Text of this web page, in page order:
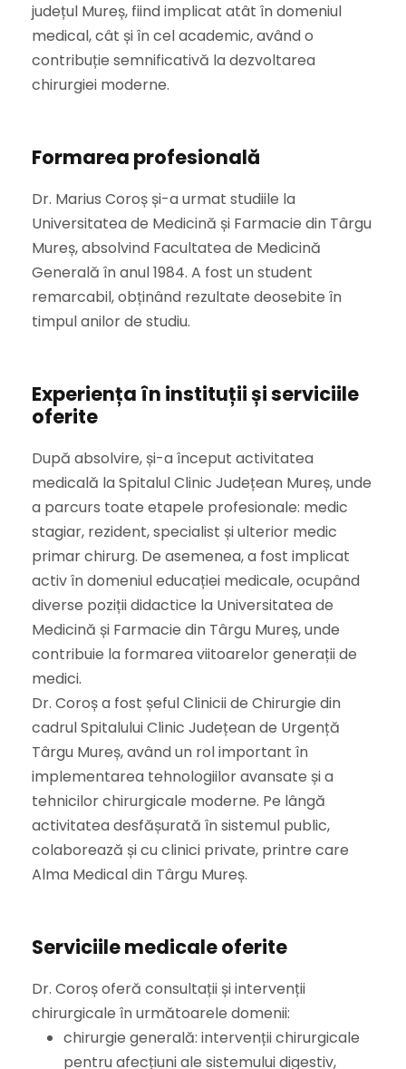
județul Mureș, fiind implicat atât în domeniul
medical, cât și în cel academic, având o
contribuție semnificativă la dezvoltarea
chirurgiei moderne.
Formarea profesională
Dr. Marius Coroș și-a urmat studiile la
Universitatea de Medicină și Farmacie din Târgu
Mureș, absolvind Facultatea de Medicină
Generală în anul 1984. A fost un student
remarcabil, obținând rezultate deosebite în
timpul anilor de studiu.
Experiența în instituții și serviciile
oferite
După absolvire, și-a început activitatea
medicală la Spitalul Clinic Județean Mureș, unde
a parcurs toate etapele profesionale: medic
stagiar, rezident, specialist și ulterior medic
primar chirurg. De asemenea, a fost implicat
activ în domeniul educației medicale, ocupând
diverse poziții didactice la Universitatea de
Medicină și Farmacie din Târgu Mureș, unde
contribuie la formarea viitoarelor generații de
medici.
Dr. Coroș a fost șeful Clinicii de Chirurgie din
cadrul Spitalului Clinic Județean de Urgență
Târgu Mureș, având un rol important în
implementarea tehnologiilor avansate și a
tehnicilor chirurgicale moderne. Pe lângă
activitatea desfășurată în sistemul public,
colaborează și cu clinici private, printre care
Alma Medical din Târgu Mureș.
Serviciile medicale oferite
Dr. Coroș oferă consultații și intervenții
chirurgicale în următoarele domenii:
chirurgie generală: intervenții chirurgicale
pentru afecțiuni ale sistemului digestiv,